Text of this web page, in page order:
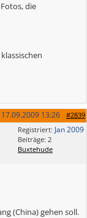
die
#2839
17.09.2009 13:26
Registriert: Jan 2009
Beiträge: 2
Buxtehude
(China) gehen soll.